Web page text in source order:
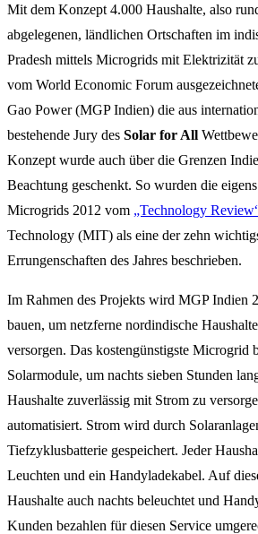
Mit dem Konzept 4.000 Haushalte, also
abgelegenen, ländlichen Ortschaften im
Pradesh mittels Microgrids mit Elektrizität
vom World Economic Forum
Gao Power (MGP Indien) die aus
bestehende Jury des Solar for All
Konzept wurde auch über die Grenzen
Beachtung geschenkt. So wurden die
Microgrids 2012 vom „Technology
Technology (MIT) als eine der zehn
Errungenschaften des Jahres beschrieben.
Im Rahmen des Projekts wird MGP Indien
bauen, um netzferne nordindische
versorgen. Das kostengünstigste Microgrid
Solarmodule, um nachts sieben Stunden
Haushalte zuverlässig mit Strom zu
automatisiert. Strom wird durch
Tiefzyklusbatterie gespeichert. Jeder
Leuchten und ein Handyladekabel. Auf
Haushalte auch nachts beleuchtet und
Kunden bezahlen für diesen Service